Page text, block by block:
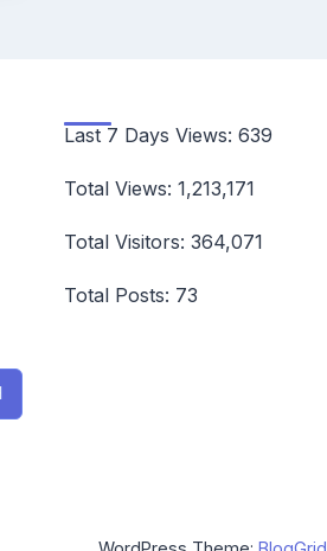
Last 7 Days Views: 639
Total Views: 1,213,171
Total Visitors: 364,071
Total Posts: 73